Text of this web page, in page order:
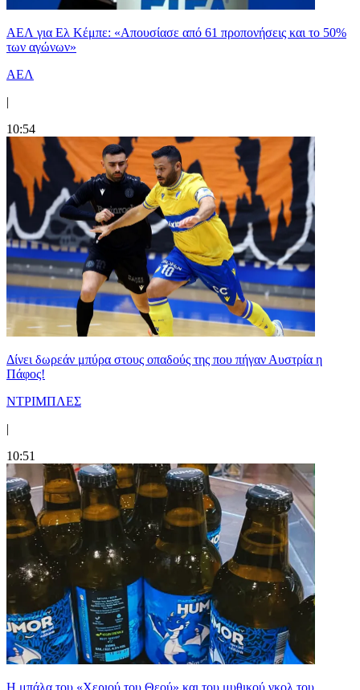
ΑΕΛ για Ελ Κέμπε: «Απουσίασε από 61 προπονήσεις και το 50%
των αγώνων»
ΑΕΛ
|
10:54
Δίνει δωρεάν μπύρα στους οπαδούς της που πήγαν Αυστρία η
Πάφος!
ΝΤΡΙΜΠΛΕΣ
|
10:51
Η μπάλα του «Χεριού του Θεού» και του μυθικού γκολ του